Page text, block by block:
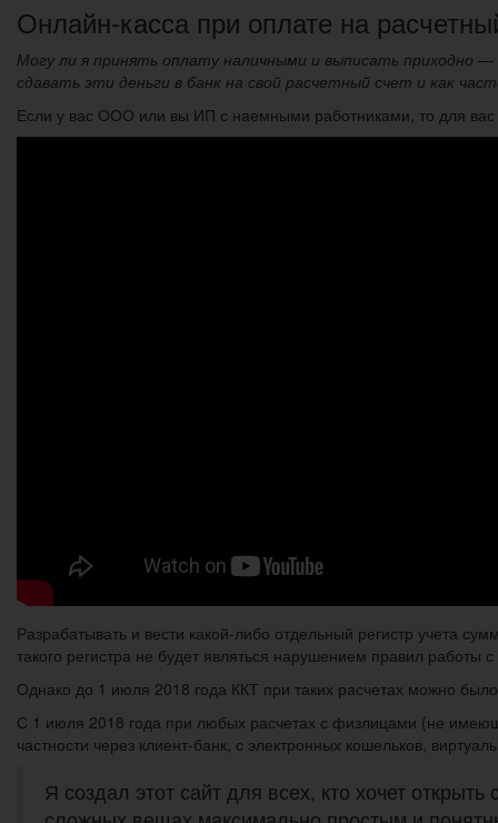
Онлайн-касса при оплате на
Могу ли я принять оплату наличными и выписать приходно
сдавать эти деньги в банк на свой расчетный счет и как
Если у вас ООО или вы ИП с наемными работниками, то для вас
Разрабатывать и вести какой-либо отдельный регистр учета
такого регистра не будет являться нарушением правил работы
Однако до 1 июля 2018 года ККТ при таких расчетах можно
С 1 июля 2018 года при любых расчетах с физлицами (не
частности через клиент-банк, с электронных кошельков,
Я создал этот сайт для всех, кто хочет